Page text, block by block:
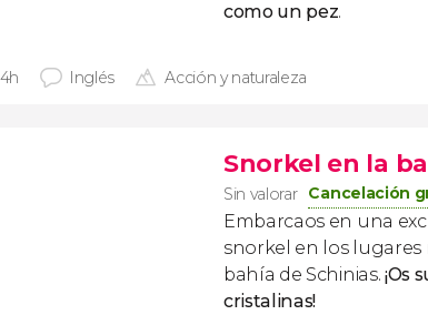
como un pez.
Inglés Acción y naturaleza
Snorkel en la
Sin valorar Cancelación
Embarcaos en una
snorkel en los lugares
bahía de Schinias. ¡Os
cristalinas!